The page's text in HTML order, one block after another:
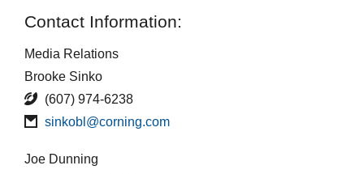
Contact Information:
Media Relations
Brooke Sinko
(607) 974-6238
sinkobl@corning.com
Joe Dunning